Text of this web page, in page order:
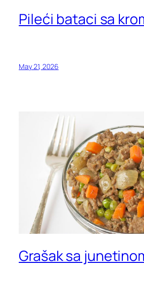
Pileći bataci sa
May 21, 2026
Grašak sa